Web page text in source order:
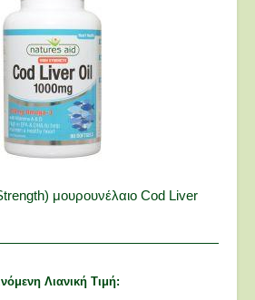
μουρουνέλαιο Cod Liver
Λιανική Τιμή